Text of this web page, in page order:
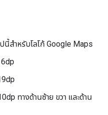
สำหรับโลโก้ Google Maps
ทางด้านซ้าย ขวา และด้าน